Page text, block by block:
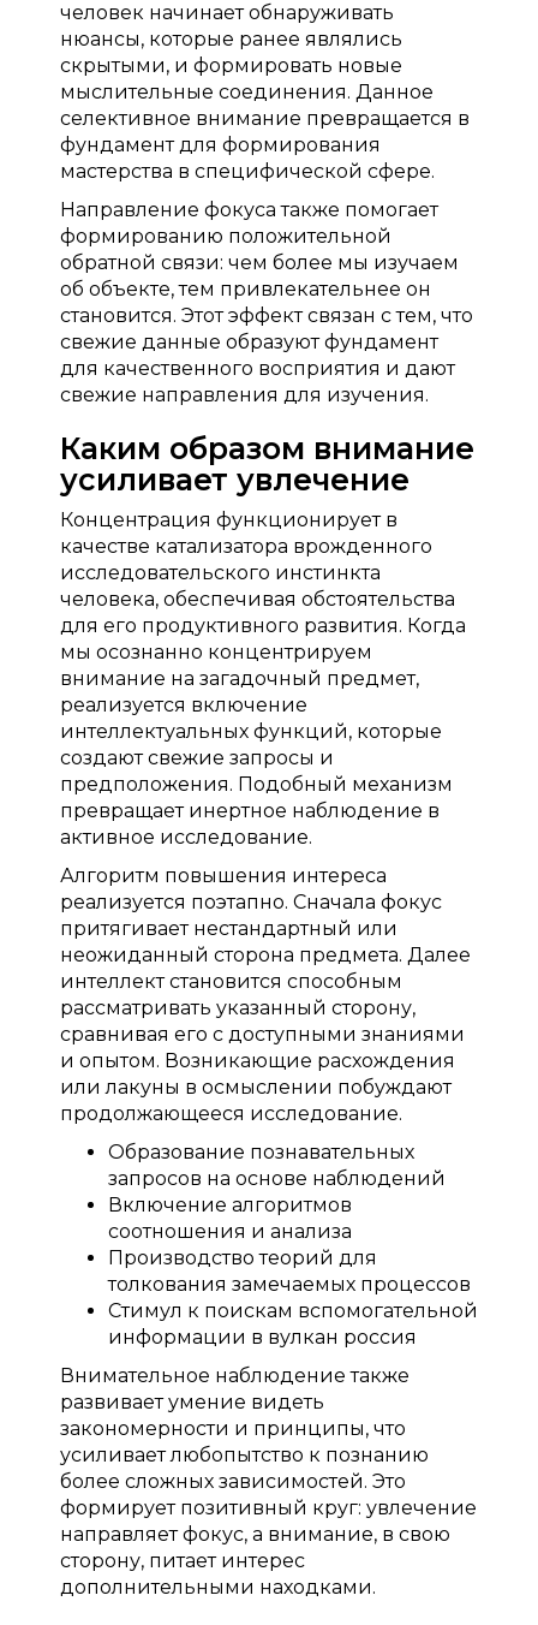
человек начинает обнаруживать
нюансы, которые ранее являлись
скрытыми, и формировать новые
мыслительные соединения. Данное
селективное внимание превращается в
фундамент для формирования
мастерства в специфической сфере.
Направление фокуса также помогает
формированию положительной
обратной связи: чем более мы изучаем
об объекте, тем привлекательнее он
становится. Этот эффект связан с тем, что
свежие данные образуют фундамент
для качественного восприятия и дают
свежие направления для изучения.
Каким образом внимание
усиливает увлечение
Концентрация функционирует в
качестве катализатора врожденного
исследовательского инстинкта
человека, обеспечивая обстоятельства
для его продуктивного развития. Когда
мы осознанно концентрируем
внимание на загадочный предмет,
реализуется включение
интеллектуальных функций, которые
создают свежие запросы и
предположения. Подобный механизм
превращает инертное наблюдение в
активное исследование.
Алгоритм повышения интереса
реализуется поэтапно. Сначала фокус
притягивает нестандартный или
неожиданный сторона предмета. Далее
интеллект становится способным
рассматривать указанный сторону,
сравнивая его с доступными знаниями
и опытом. Возникающие расхождения
или лакуны в осмыслении побуждают
продолжающееся исследование.
Образование познавательных
запросов на основе наблюдений
Включение алгоритмов
соотношения и анализа
Производство теорий для
толкования замечаемых процессов
Стимул к поискам вспомогательной
информации в вулкан россия
Внимательное наблюдение также
развивает умение видеть
закономерности и принципы, что
усиливает любопытство к познанию
более сложных зависимостей. Это
формирует позитивный круг: увлечение
направляет фокус, а внимание, в свою
сторону, питает интерес
дополнительными находками.